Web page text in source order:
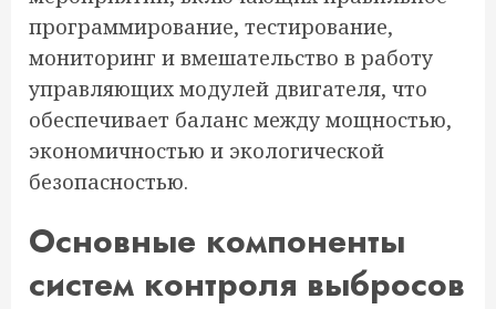
программирование, тестирование,
мониторинг и вмешательство в работу
управляющих модулей двигателя, что
обеспечивает баланс между мощностью,
экономичностью и экологической
безопасностью.
Основные компоненты
систем контроля выбросов